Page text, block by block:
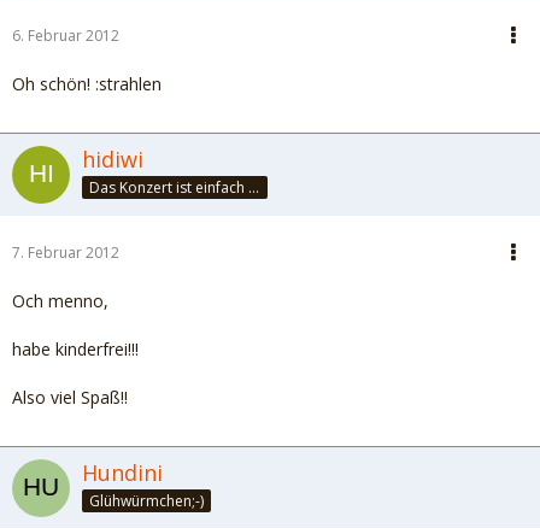
6. Februar 2012
Oh schön! :strahlen
hidiwi
Das Konzert ist einfach nur schön... Schwebe auf Wolken .....
7. Februar 2012
Och menno,
habe kinderfrei!!!
Also viel Spaß!!
Hundini
Glühwürmchen;-)